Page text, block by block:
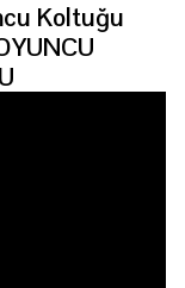
Koltuğu